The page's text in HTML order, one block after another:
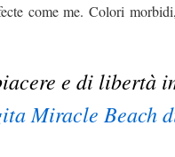
come me. Colori
e di libertà
Miracle Beach